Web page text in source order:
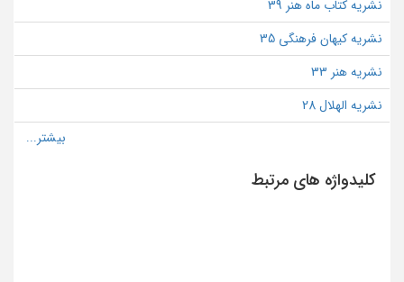
نشریه کتاب ماه هنر 39
نشریه کیهان فرهنگی 35
نشریه هنر 33
نشریه الهلال 28
کلیدواژه های مرتبط